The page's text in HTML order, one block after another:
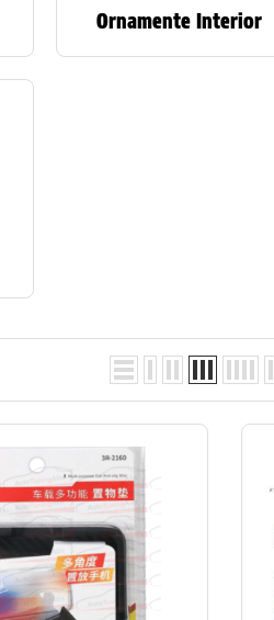
Ornamente Interior